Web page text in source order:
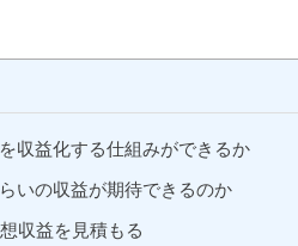
収益化する仕組みができるか
いの収益が期待できるのか
収益を見積もる